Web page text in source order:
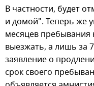
В частности, будет
и домой". Теперь же
месяцев пребывания
выезжать, а лишь за
заявление о
срок своего